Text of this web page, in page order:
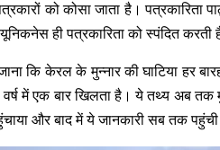
को कोसा जाता है। पत्रकारिता
ही पत्रकारिता को स्पंदित करती
कि केरल के मुन्नार की घाटिया हर
में एक बार खिलता है। ये तथ्य अब तक
और बाद में ये जानकारी सब तक